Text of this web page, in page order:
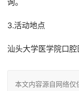
3.活动地点
汕头大学医学院口
本文内容源自网络仅